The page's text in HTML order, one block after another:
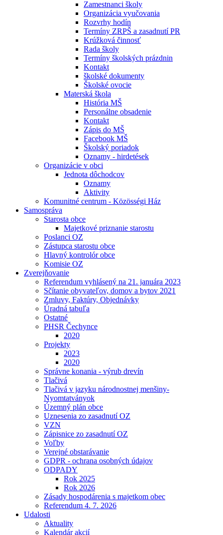
Zamestnanci školy
Organizácia vyučovania
Rozvrhy hodín
Termíny ZRPŠ a zasadnutí PR
Krúžková činnosť
Rada školy
Termíny školských prázdnin
Kontakt
školské dokumenty
Školské ovocie
Materská škola
História MŠ
Personálne obsadenie
Kontakt
Zápis do MŠ
Facebook MŠ
Školský poriadok
Oznamy - hirdetések
Organizácie v obci
Jednota dôchodcov
Oznamy
Aktivity
Komunitné centrum - Közösségi Ház
Samospráva
Starosta obce
Majetkové priznanie starostu
Poslanci OZ
Zástupca starostu obce
Hlavný kontrolór obce
Komisie OZ
Zverejňovanie
Referendum vyhlásený na 21. januára 2023
Sčítanie obyvateľov, domov a bytov 2021
Zmluvy, Faktúry, Objednávky
Úradná tabuľa
Ostatné
PHSR Čechynce
2020
Projekty
2023
2020
Správne konania - výrub drevín
Tlačivá
Tlačivá v jazyku národnostnej menšiny-
Nyomtatványok
Územný plán obce
Uznesenia zo zasadnutí OZ
VZN
Zápisnice zo zasadnutí OZ
Voľby
Verejné obstarávanie
GDPR - ochrana osobných údajov
ODPADY
Rok 2025
Rok 2026
Zásady hospodárenia s majetkom obec
Referendum 4. 7. 2026
Udalosti
Aktuality
Kalendár akcií